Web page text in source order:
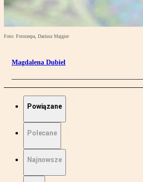
Foto: Fotorzepa, Dariusz Majgier
Magdalena Dubiel
Powiązane
Polecane
Najnowsze